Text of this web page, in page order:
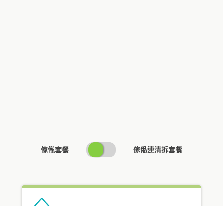
傢俬套餐
SWITCH
PRICING
傢俬連清拆套餐